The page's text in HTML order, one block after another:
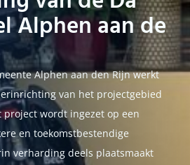
Alphen aan de
Alphen aan den Rijn werkt
van het projectgebied
project wordt ingezet op een
en toekomstbestendige
verharding deels plaatsmaakt